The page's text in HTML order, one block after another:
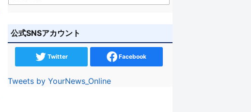
公式SNSアカウント
Twitter Facebook
Tweets by YourNews_Online